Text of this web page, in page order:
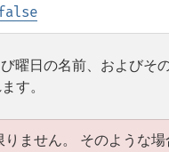
曜日の名前、およびそ
す。
ません。 そのような場